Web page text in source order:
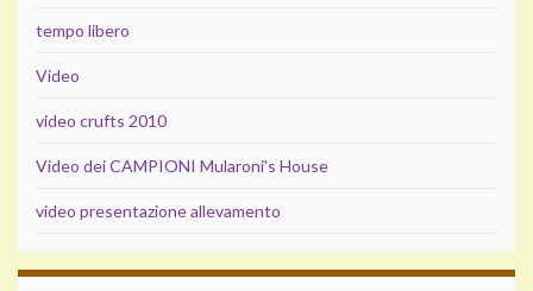
tempo libero
Video
video crufts 2010
Video dei CAMPIONI Mularoni's House
video presentazione allevamento